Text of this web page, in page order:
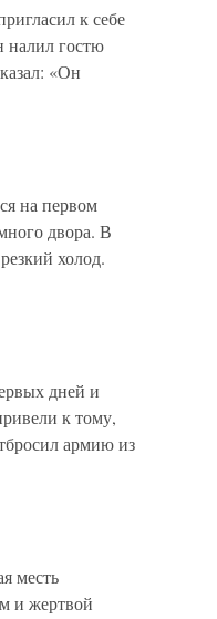
к себе
налил гостю
«Он
на первом
двора. В
холод.
дней и
к тому,
армию из
месть
и жертвой